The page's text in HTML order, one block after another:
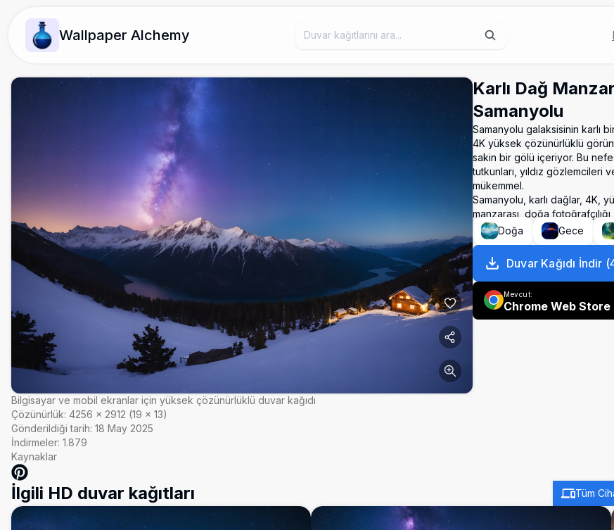
Wallpaper Alchemy
Bilgisayar ve mobil ekranlar için yüksek çözünürlüklü duvar kağıdı
Çözünürlük: 4256 × 2912 (19 × 13)
Gönderildiği tarih: 18 May 2025
İndirmeler: 1.879
Kaynaklar
Karlı Dağ
Samanyolu
Samanyolu galaksisinin karlı
4K yüksek çözünürlüklü
sakin bir gölü içeriyor. Bu
tutkunları, yıldız gözlemcileri
mükemmel.
Samanyolu, karlı dağlar, 4K,
manzarası, doğa
Doğa
Gece
Duvar Kağıdı İndir (
Mevcut:
Chrome Web Store
İlgili HD duvar kağıtları Tüm